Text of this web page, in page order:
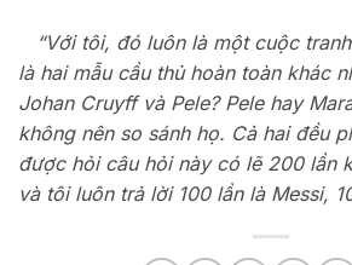
“Với tôi, đó luôn là một cuộc
là hai mẫu cầu thủ hoàn toàn khác
Johan Cruyff và Pele? Pele hay
không nên so sánh họ. Cả hai đều
được hỏi câu hỏi này có lẽ 200 lần
và tôi luôn trả lời 100 lần là Messi,